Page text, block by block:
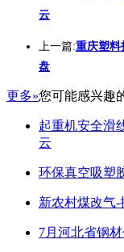
云
上一篇:重庆塑
盘
更多»您可能感兴趣
起重机安全滑
云
环保真空吸塑
新农村煤改气
7月河北省钢